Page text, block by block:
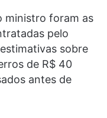
ministro foram as
pelo
sobre
de R$ 40
antes de